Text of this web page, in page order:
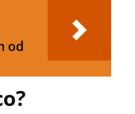
od